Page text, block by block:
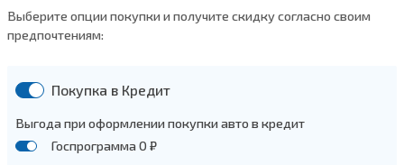
Выберите опции покупки и получите скидку согласно своим
предпочтениям:
Покупка в Кредит
Выгода при оформлении покупки авто в кредит
Госпрограмма 0 ₽